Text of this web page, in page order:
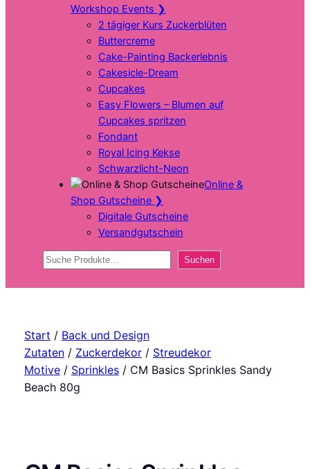
Workshop Events ❯
2 tägiger Kurs Zuckerblüten
Buttercreme
Cake-Painting Backerlebnis
Cakesicle-Dream
Cupcakes
Easy Flowers – Blumen auf
Cupcakes spritzen
Fondant
Royal Icing Kekse
Schwarzlicht-Neon
Online &
Shop Gutscheine ❯
Digitale Gutscheine
Versandgutschein
Suchen Suchen
Start / Back und Design
Zutaten/ Zuckerdekor/ Streudekor
Motive/ Sprinkles/ CM Basics Sprinkles Sandy
Beach 80g